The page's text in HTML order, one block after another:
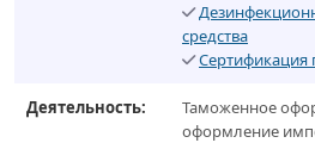
средства
Сертификация
Деятельность:
Таможенное
оформление